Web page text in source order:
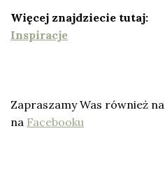
Więcej znajdziecie tutaj:
Inspiracje
Zapraszamy Was również na
na Facebooku